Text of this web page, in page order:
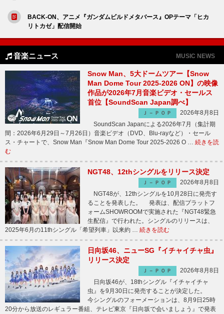
BACK-ON、アニメ『ガンダムビルドメタバース』OPテーマ「ヒカ
リトカゼ」配信開始
音楽ニュース MUSIC NEWS
Snow Man、5大ドームツアー【Snow
Man Dome Tour 2025-2026 ON】の映像
作品が2026年7月音楽ビデオ・セールス
首位【SoundScan Japan調べ】
Ｊ－ＰＯＰ
2026年8月8日
SoundScan Japanによる2026年7月（集計期
間：2026年6月29日～7月26日）音楽ビデオ（DVD、Blu-rayなど）・セール
ス・チャートで、Snow Man『Snow Man Dome Tour 2025-2026 O … 続きを読
む
NGT48、12thシングルをリリース決定
Ｊ－ＰＯＰ
2026年8月8日
NGT48が、12thシングルを10月28日に発売す
ることを発表した。 発表は、配信プラットフ
ォームSHOWROOMで実施された『NGT48緊急
生配信』で行われた。シングルのリリースは、
2025年6月の11thシングル「希望列車」以来約 … 続きを読む
日向坂46、ニューSG『イチャイチャ虫』
リリース決定
Ｊ－ＰＯＰ
2026年8月8日
日向坂46が、18thシングル『イチャイチャ
虫』を9月30日に発売することが決定した。
今シングルのフォーメーションは、8月9日25時
20分から放送のレギュラー番組、テレビ東京『日向坂で会いましょう』で発表